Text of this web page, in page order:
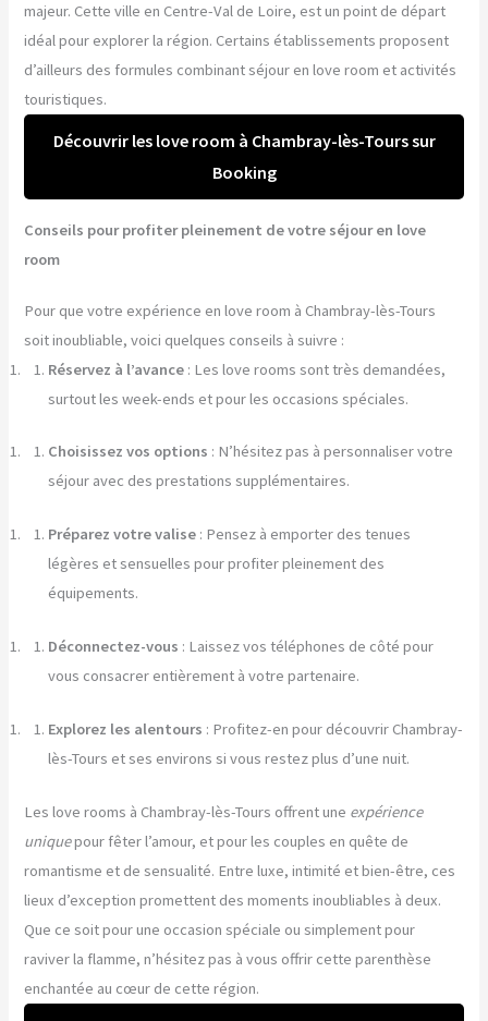
majeur. Cette ville en Centre-Val de Loire, est un point de départ
idéal pour explorer la région. Certains établissements proposent
d’ailleurs des formules combinant séjour en love room et activités
touristiques.
Découvrir les love room à Chambray-lès-Tours sur
Booking
Conseils pour profiter pleinement de votre séjour en love
room
Pour que votre expérience en love room à Chambray-lès-Tours
soit inoubliable, voici quelques conseils à suivre :
Réservez à l’avance : Les love rooms sont très demandées,
surtout les week-ends et pour les occasions spéciales.
Choisissez vos options : N’hésitez pas à personnaliser votre
séjour avec des prestations supplémentaires.
Préparez votre valise : Pensez à emporter des tenues
légères et sensuelles pour profiter pleinement des
équipements.
Déconnectez-vous : Laissez vos téléphones de côté pour
vous consacrer entièrement à votre partenaire.
Explorez les alentours : Profitez-en pour découvrir Chambray-
lès-Tours et ses environs si vous restez plus d’une nuit.
Les love rooms à Chambray-lès-Tours offrent une expérience
uniquepour fêter l’amour, et pour les couples en quête de
romantisme et de sensualité. Entre luxe, intimité et bien-être, ces
lieux d’exception promettent des moments inoubliables à deux.
Que ce soit pour une occasion spéciale ou simplement pour
raviver la flamme, n’hésitez pas à vous offrir cette parenthèse
enchantée au cœur de cette région.